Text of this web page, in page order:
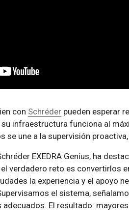
con Schréderpueden esperar
infraestructura funciona al
se une a la supervisión
EXEDRA Genius, ha
verdadero reto es convertirlos
la experiencia y el apoyo
el sistema,
adecuados. El resultado: